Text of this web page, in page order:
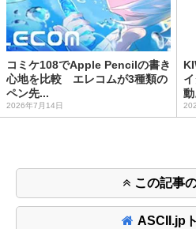
コミケ108でApple Pencilの書き
心地を比較 エレコムが3種類の
ペン先...
2026年7月14日
この記事
ASCII.jp